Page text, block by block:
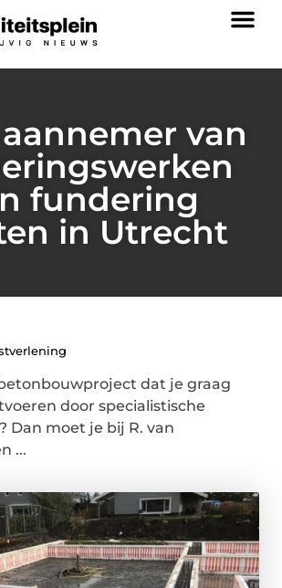
van
fundering
in Utrecht
dat je graag
door specialistische
Dan moet je bij R. van
...